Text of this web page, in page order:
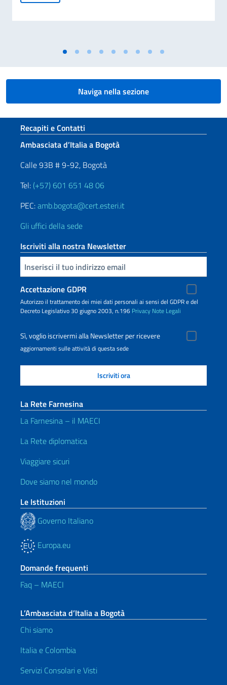
Naviga nella sezione
Sezione footer
Recapiti e Contatti
Ambasciata d’Italia a Bogotà
Calle 93B # 9-92, Bogotà
Tel: (+57) 601 651 48 06
PEC:amb.bogota@cert.esteri.it
Gli uffici della sede
Iscriviti alla nostra Newsletter
Inserisci la tua email
Accettazione GDPR
Autorizzo il trattamento dei miei dati personali ai sensi del GDPR e del
Decreto Legislativo 30 giugno 2003, n.196 Privacy Note Legali
Sì, voglio iscrivermi alla Newsletter per ricevere
aggiornamenti sulle attività di questa sede
La Rete Farnesina
La Farnesina – il MAECI
La Rete diplomatica
Viaggiare sicuri
Dove siamo nel mondo
Le Istituzioni
Governo Italiano
Europa.eu
Domande frequenti
Faq – MAECI
L’Ambasciata d’Italia a Bogotà
Chi siamo
Italia e Colombia
Servizi Consolari e Visti